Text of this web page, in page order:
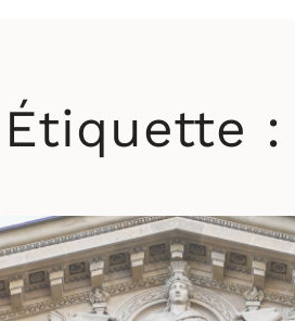
Étiquette :